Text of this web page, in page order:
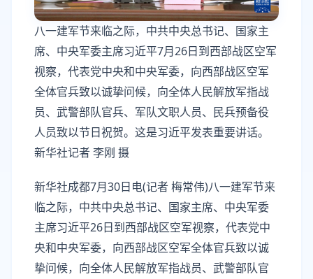
八一建军节来临之际，中共中央总书记、国家主
席、中央军委主席习近平7月26日到西部战区空军
视察，代表党中央和中央军委，向西部战区空军
全体官兵致以诚挚问候，向全体人民解放军指战
员、武警部队官兵、军队文职人员、民兵预备役
人员致以节日祝贺。这是习近平发表重要讲话。
新华社记者 李刚 摄
新华社成都7月30日电(记者 梅常伟)八一建军节来
临之际，中共中央总书记、国家主席、中央军委
主席习近平26日到西部战区空军视察，代表党中
央和中央军委，向西部战区空军全体官兵致以诚
挚问候，向全体人民解放军指战员、武警部队官